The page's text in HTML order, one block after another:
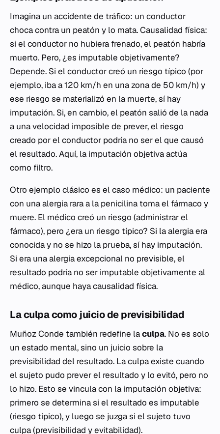
Imagina un accidente de tráfico: un conductor
choca contra un peatón y lo mata. Causalidad física:
si el conductor no hubiera frenado, el peatón habría
muerto. Pero, ¿es imputable objetivamente?
Depende. Si el conductor creó un riesgo típico (por
ejemplo, iba a 120 km/h en una zona de 50 km/h) y
ese riesgo se materializó en la muerte, sí hay
imputación. Si, en cambio, el peatón salió de la nada
a una velocidad imposible de prever, el riesgo
creado por el conductor podría no ser el que causó
el resultado. Aquí, la imputación objetiva actúa
como filtro.
Otro ejemplo clásico es el caso médico: un paciente
con una alergia rara a la penicilina toma el fármaco y
muere. El médico creó un riesgo (administrar el
fármaco), pero ¿era un riesgo típico? Si la alergia era
conocida y no se hizo la prueba, sí hay imputación.
Si era una alergia excepcional no previsible, el
resultado podría no ser imputable objetivamente al
médico, aunque haya causalidad física.
La culpa como juicio de previsibilidad
Muñoz Conde también redefine laculpa. No es solo
un estado mental, sino un juicio sobre la
previsibilidad del resultado. La culpa existe cuando
el sujeto pudo prever el resultado y lo evitó, pero no
lo hizo. Esto se vincula con la imputación objetiva:
primero se determina si el resultado es imputable
(riesgo típico), y luego se juzga si el sujeto tuvo
culpa (previsibilidad y evitabilidad).